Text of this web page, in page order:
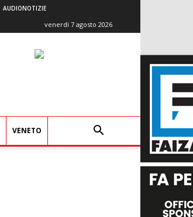
AUDIONOTIZIE
venerdì 7 agosto 2026
VENETO